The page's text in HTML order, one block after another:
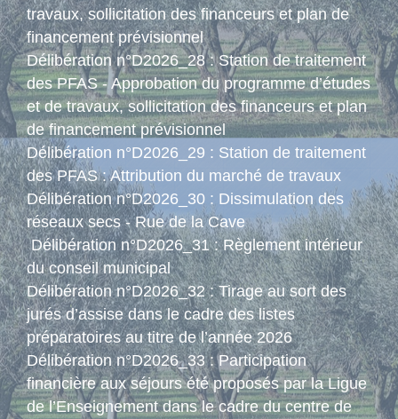
travaux, sollicitation des financeurs et plan de
financement prévisionnel
Délibération n°D2026_28 : Station de traitement
des PFAS - Approbation du programme d’études
et de travaux, sollicitation des financeurs et plan
de financement prévisionnel
Délibération n°D2026_29 : Station de traitement
des PFAS : Attribution du marché de travaux
Délibération n°D2026_30 : Dissimulation des
réseaux secs - Rue de la Cave
Délibération n°D2026_31 : Règlement intérieur
du conseil municipal
Délibération n°D2026_32 : Tirage au sort des
jurés d’assise dans le cadre des listes
préparatoires au titre de l’année 2026
Délibération n°D2026_33 : Participation
financière aux séjours été proposés par la Ligue
de l’Enseignement dans le cadre du centre de